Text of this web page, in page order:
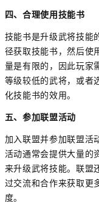
四、合理使用技能书
技能书是升级武将技能
径获取技能书，然后使
量是有限的，因此玩家
等级较低的武将，或者
化技能书的效用。
五、参加联盟活动
加入联盟并参加联盟活
活动通常会提供大量的
来升级武将技能。联盟
过交流和合作来获取更
度。